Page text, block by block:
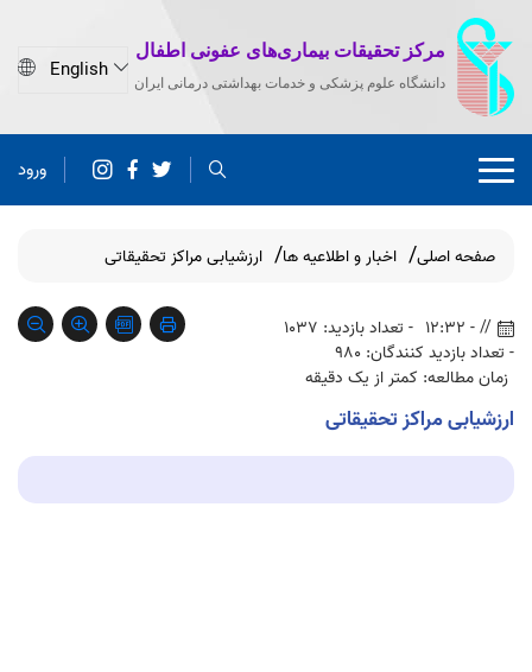
مرکز تحقیقات بیماری‌های عفونی اطفال
دانشگاه علوم پزشکی و خدمات بهداشتی درمانی ایران
ورود
صفحه اصلی اخبار و اطلاعیه ها ارزشیابی مراکز تحقیقاتی
// - 12:32
- تعداد بازدید: 1037
- تعداد بازدید کنندگان: 980
زمان مطالعه: کمتر از یک دقیقه
ارزشیابی مراکز تحقیقاتی